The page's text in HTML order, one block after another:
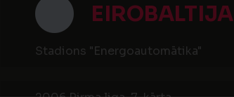
EIROBALTIJA
Stadions "Energoautomātika"